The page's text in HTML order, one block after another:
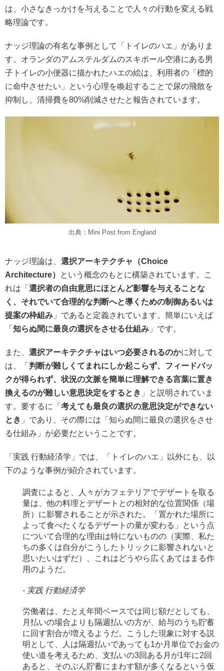
は、小さなきっかけを与えることで人々の行動を変える戦
略理論です。
ナッジ理論の有名な事例として「トイレのハエ」がありま
す。オランダのアムステルダムのスキポール空港にある男
子トイレの小便器に描かれたハエの絵は、利用者の「標的
に命中させたい」という心理を喚起することで尿の飛散を
抑制し、清掃費を80%削減させたと報告されています。
出典：Mini Post from England
ナッジ理論は、 選択アーキテクチャ（Choice
Architecture）
という概念のもとに構築されています。こ
れは「 選択者の自由意思にほとんど影響を与えることな
く、それでいて合理的な判断へと導くための制御あるいは
提案の枠組み 」であると定義されています。簡単にいえば
「 知らぬ間に最良の選択をさせる仕組み 」です。
また、 選択アーキテクチャはいつ必要されるのかに対して
は、「 判断が難しくてまれにしか起こらず、フィードバッ
クが得られず、状況の文脈を簡単に理解できる言葉に置き
換えるのが難しい意思決定をするとき 」と説明されていま
す。要するに「 考えても最良の選択の意思決定ができない
とき 」であり、その際には「知らぬ間に最良の選択をさせ
る仕組み」が必要だということです。
「実践 行動経済学」では、「トイレのハエ」以外にも、以
下のような事例が紹介されています。
調査によると、人々がカフェテリアでデザートを取る
量は、他の料理とデザートとの相対的な位置関係（場
所）に影響されることが示された。「置かれた場所に
よって食べたくなるデザートの量が変わる」という点
について合理的な理由は特にないものの（実際、私た
ちの多くは自分がこうしたトリックに影響されないと
思いたいはずだ）、これはどうやら広くあてはまる作
用のようだ。
実践 行動経済学
労働者は、たとえ年間ベースでは同じ額だとしても、
月払いの場合よりも隔週払いの方が、給与のうち貯蓄
に回す割合が増えるようだ。こうした現象に対する説
明として、人は隔週払いであっても1か月単位でお金の
使い道を考えるため、支払いの3回ある月が1年に2回
あると、そのぶん貯蓄にまわす額が多くなるという仮